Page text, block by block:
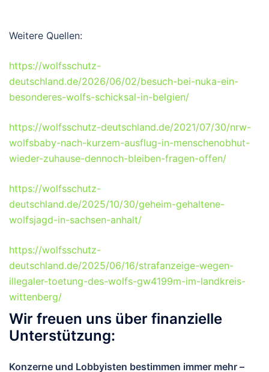
Weitere Quellen:
https://wolfsschutz-
deutschland.de/2026/06/02/besuch-bei-nuka-ein-
besonderes-wolfs-schicksal-in-belgien/
https://wolfsschutz-deutschland.de/2021/07/30/nrw-
wolfsbaby-nach-kurzem-ausflug-in-menschenobhut-
wieder-zuhause-dennoch-bleiben-fragen-offen/
https://wolfsschutz-
deutschland.de/2025/10/30/geheim-gehaltene-
wolfsjagd-in-sachsen-anhalt/
https://wolfsschutz-
deutschland.de/2025/06/16/strafanzeige-wegen-
illegaler-toetung-des-wolfs-gw4199m-im-landkreis-
wittenberg/
Wir freuen uns über finanzielle
Unterstützung:
Konzerne und Lobbyisten bestimmen immer mehr –